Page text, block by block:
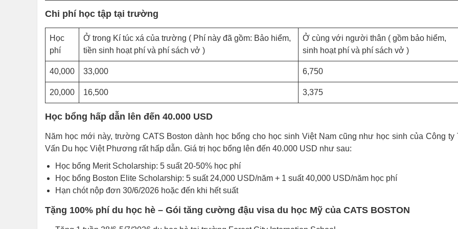
Chi phí học tập tại trường
Học
phí
Ở trong Kí túc xá của trường ( Phí này đã gồm: Bảo hiểm,
tiền sinh hoạt phí và phí sách vở )
Ở cùng với người thân ( gồm bảo hiểm,
sinh hoạt phí và phí sách vở )
40,000 33,000 6,750
20,000 16,500 3,375
Học bổng hấp dẫn lên đến 40.000 USD
Năm học mới này, trường CATS Boston dành học bổng cho học sinh Việt Nam cũng như học sinh của Công ty
Vấn Du học Việt Phương rất hấp dẫn. Giá trị học bổng lên đến 40.000 USD như sau:
Học bổng Merit Scholarship: 5 suất 20-50% học phí
Học bổng Boston Elite Scholarship: 5 suất 24,000 USD/năm + 1 suất 40,000 USD/năm học phí
Hạn chót nộp đơn 30/6/2026 hoặc đến khi hết suất
Tặng 100% phí du học hè – Gói tăng cường đậu visa du học Mỹ của CATS BOSTON